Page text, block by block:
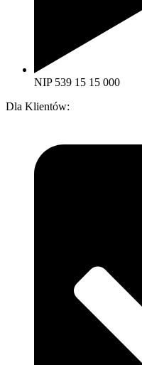
NIP 539 15 15 000
Dla Klientów: